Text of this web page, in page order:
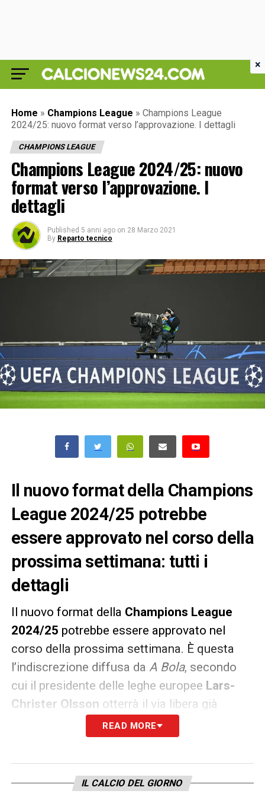
Home » Champions League » Champions League
2024/25: nuovo format verso l’approvazione. I dettagli
CHAMPIONS LEAGUE
Champions League 2024/25: nuovo
format verso l’approvazione. I
dettagli
Published 5 anni ago on 28 Marzo 2021
By Reparto tecnico
Il nuovo format della Champions
League 2024/25 potrebbe
essere approvato nel corso della
prossima settimana: tutti i
dettagli
Il nuovo format della Champions League
2024/25 potrebbe essere approvato nel
corso della prossima settimana. È questa
l’indiscrezione diffusa da A Bola, secondo
cui il presidente delle leghe europee Lars-
Christer Olsson otterrà il via libera già
mercoledì 31 marzo dopo una riunione del
Comitato Esecutivo dell’UEFA.
della fase a gironi. Si tratta di un vero e
READ MORE
IL CALCIO DEL GIORNO
×